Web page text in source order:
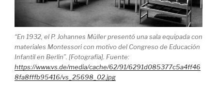
“En 1932, el P. Johannes Müller presentó una sala equipada con
materiales Montessori con motivo del Congreso de Educación
Infantil en Berlín”. [Fotografía]. Fuente:
https://www.vs.de/media/cache/62/91/6291d085377c5a4ff46
8fa8fffb95416/vs_25698_02.jpg